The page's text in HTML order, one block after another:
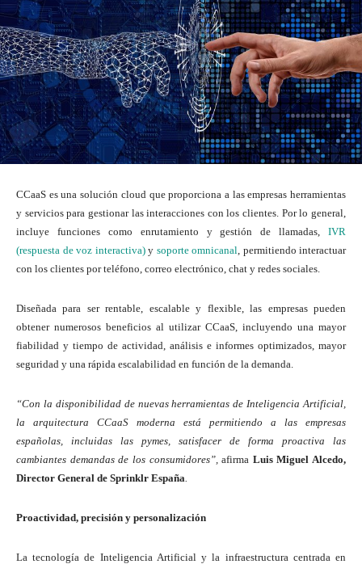
CCaaS es una solución cloud que proporciona a las empresas herramientas
y servicios para gestionar las interacciones con los clientes. Por lo general,
incluye funciones como enrutamiento y gestión de llamadas, IVR
(respuesta de voz interactiva) y soporte omnicanal , permitiendo interactuar
con los clientes por teléfono, correo electrónico, chat y redes sociales.
Diseñada para ser rentable, escalable y flexible, las empresas pueden
obtener numerosos beneficios al utilizar CCaaS, incluyendo una mayor
fiabilidad y tiempo de actividad, análisis e informes optimizados, mayor
seguridad y una rápida escalabilidad en función de la demanda.
“Con la disponibilidad de nuevas herramientas de Inteligencia Artificial,
la arquitectura CCaaS moderna está permitiendo a las empresas
españolas, incluidas las pymes, satisfacer de forma proactiva las
cambiantes demandas de los consumidores”,afirma Luis Miguel Alcedo,
Director General de Sprinklr España
Proactividad, precisión y personalización
La tecnología de Inteligencia Artificial y la infraestructura centrada en